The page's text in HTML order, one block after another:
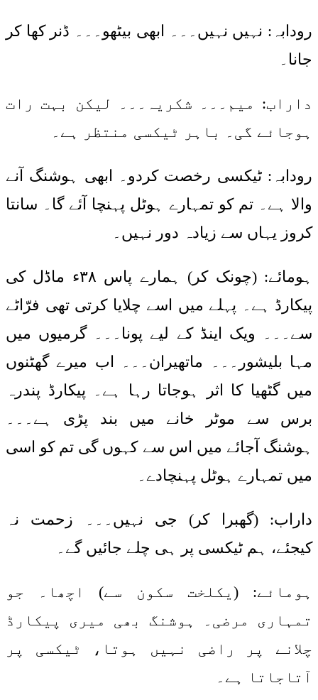
رودابہ: نہیں نہیں۔۔۔ ابھی بیٹھو۔۔۔ ڈنر کھا کر
جانا۔
داراب: میم۔۔۔ شکریہ۔۔۔ لیکن بہت رات
ہوجائے گی۔ باہر ٹیکسی منتظر ہے۔
رودابہ: ٹیکسی رخصت کردو۔ ابھی ہوشنگ آنے
والا ہے۔ تم کو تمہارے ہوٹل پہنچا آئے گا۔ سانتا
کروز یہاں سے زیادہ دور نہیں۔
ہومائے: (چونک کر) ہمارے پاس ۳۸ء ماڈل کی
پیکارڈ ہے۔ پہلے میں اسے چلایا کرتی تھی فرّاٹے
سے۔۔۔ ویک اینڈ کے لیے پونا۔۔۔ گرمیوں میں
مہا بلیشور۔۔۔ ماتھیران۔۔۔ اب میرے گھٹنوں
میں گٹھیا کا اثر ہوجاتا رہا ہے۔ پیکارڈ پندرہ
برس سے موٹر خانے میں بند پڑی ہے۔۔۔
ہوشنگ آجائے میں اس سے کہوں گی تم کو اسی
میں تمہارے ہوٹل پہنچادے۔
داراب: (گھبرا کر) جی نہیں۔۔۔ زحمت نہ
کیجئے، ہم ٹیکسی پر ہی چلے جائیں گے۔
ہومائے: (یکلخت سکون سے) اچھا۔ جو
تمہاری مرضی۔ ہوشنگ بھی میری پیکارڈ
چلانے پر راضی نہیں ہوتا، ٹیکسی پر
آتاجاتا ہے۔